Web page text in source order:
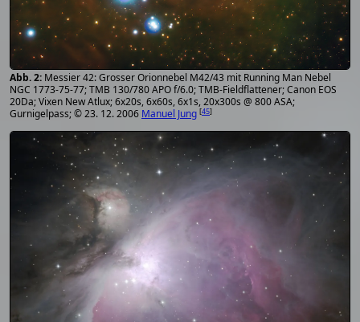
Messier 42: Grosser Orionnebel M42/43 mit Running Man Nebel
NGC 1773-75-77; TMB 130/780 APO f/6.0; TMB-Fieldflattener; Canon EOS
20Da; Vixen New Atlux; 6x20s, 6x60s, 6x1s, 20x300s @ 800 ASA;
Gurnigelpass; © 23. 12. 2006 Manuel Jung [45]